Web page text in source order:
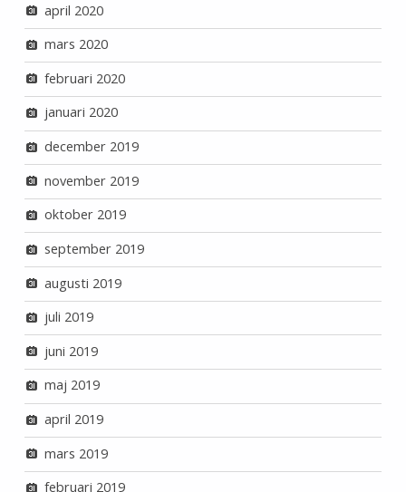
april 2020
mars 2020
februari 2020
januari 2020
december 2019
november 2019
oktober 2019
september 2019
augusti 2019
juli 2019
juni 2019
maj 2019
april 2019
mars 2019
februari 2019